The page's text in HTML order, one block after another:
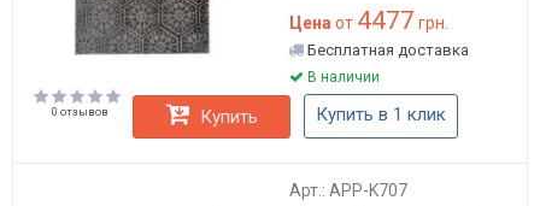
Цена от 4477 грн.
Бесплатная доставка
В наличии
0 отзывов Купить Купить в 1 клик
Арт.: APP-K707